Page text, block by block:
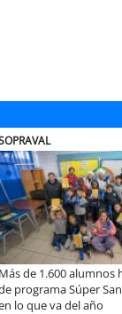
sido parte
de Sopraval
Miguel
de
foco en